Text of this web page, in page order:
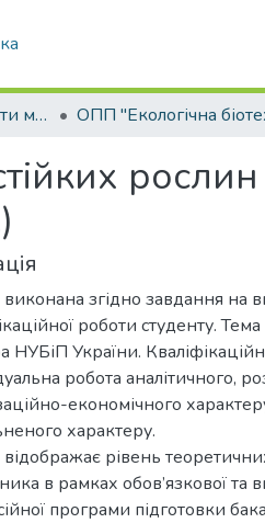
Кваліфікаційні роботи магістрів
згідно завдання на
роботи студенту.
НУБіП України.
робота аналітичного,
економічного
характеру.
рівень
в рамках обов’язкової та
програми підготовки